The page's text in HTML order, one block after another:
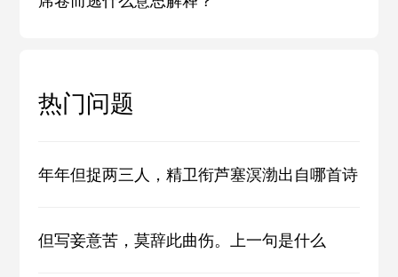
热门问题
年年但捉两三人，精卫衔芦塞溟渤出自哪首诗
但写妾意苦，莫辞此曲伤。上一句是什么